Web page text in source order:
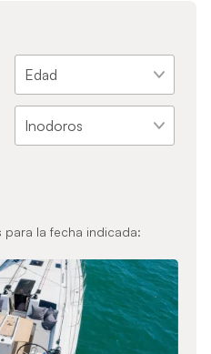
la fecha indicada: